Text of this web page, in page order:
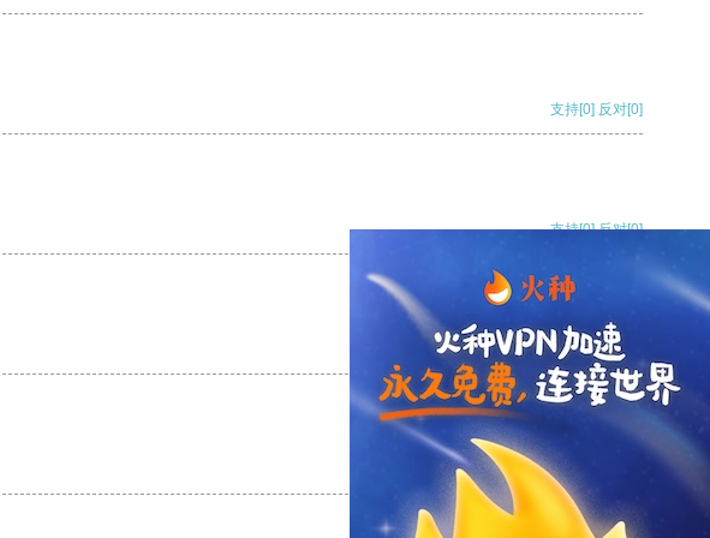
支持[0] 反对[0]
支持[0] 反对[0]
支持[0] 反对
支持